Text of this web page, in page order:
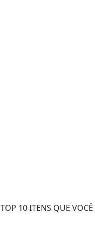
TOP 10 ITENS QUE VOCÊ